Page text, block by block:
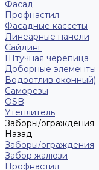
Фасад
Профнастил
Фасадные кассеты
Линеарные панели
Сайдинг
Штучная черепица
Доборные элементы
Водоотлив оконный)
Саморезы
OSB
Утеплитель
Заборы/ограждения
Назад
Заборы/ограждения
Забор жалюзи
Профнастил